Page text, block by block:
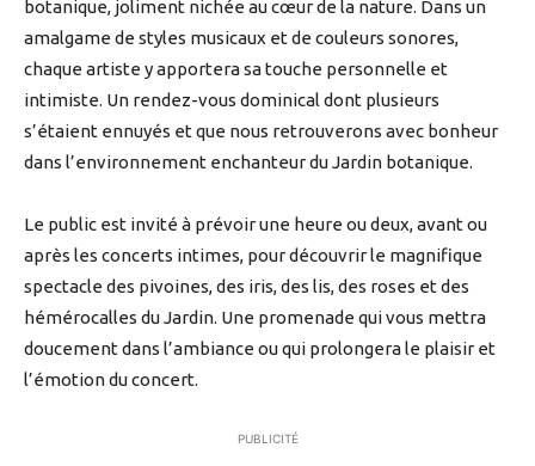
botanique, joliment nichée au cœur de la nature. Dans un
amalgame de styles musicaux et de couleurs sonores,
chaque artiste y apportera sa touche personnelle et
intimiste. Un rendez-vous dominical dont plusieurs
s’étaient ennuyés et que nous retrouverons avec bonheur
dans l’environnement enchanteur du Jardin botanique.
Le public est invité à prévoir une heure ou deux, avant ou
après les concerts intimes, pour découvrir le magnifique
spectacle des pivoines, des iris, des lis, des roses et des
hémérocalles du Jardin. Une promenade qui vous mettra
doucement dans l’ambiance ou qui prolongera le plaisir et
l’émotion du concert.
PUBLICITÉ